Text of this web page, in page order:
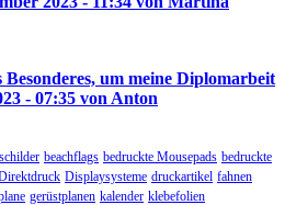
Besonderes, um meine Diplomarbeit
- 07:35 von Anton
beachflags bedruckte Mousepads bedruckte
Displaysysteme druckartikel fahnen
gerüstplanen kalender klebefolien